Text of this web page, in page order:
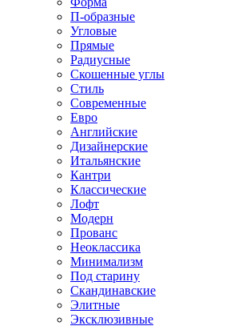
П-образные
Угловые
Прямые
Радиусные
Скошенные углы
Стиль
Современные
Евро
Английские
Дизайнерские
Итальянские
Кантри
Классические
Лофт
Модерн
Прованс
Неоклассика
Минимализм
Под старину
Скандинавские
Элитные
Эксклюзивные